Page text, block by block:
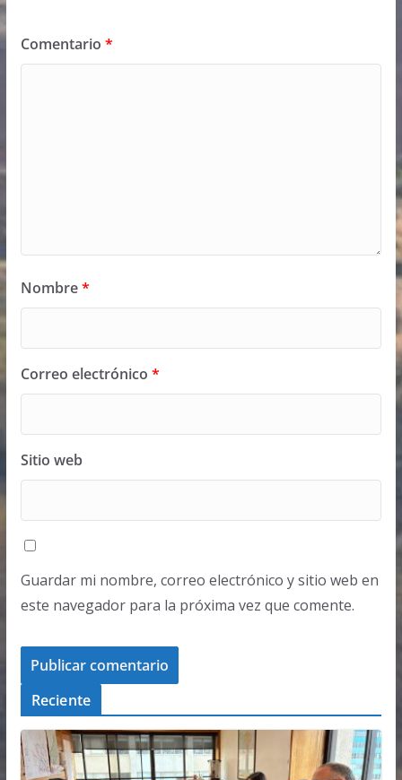
Comentario *
Nombre*
Correo electrónico *
Sitio web
Guardar mi nombre, correo electrónico y sitio web en
este navegador para la próxima vez que comente.
Reciente